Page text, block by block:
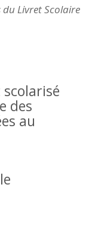
Livret Scolaire
des
au